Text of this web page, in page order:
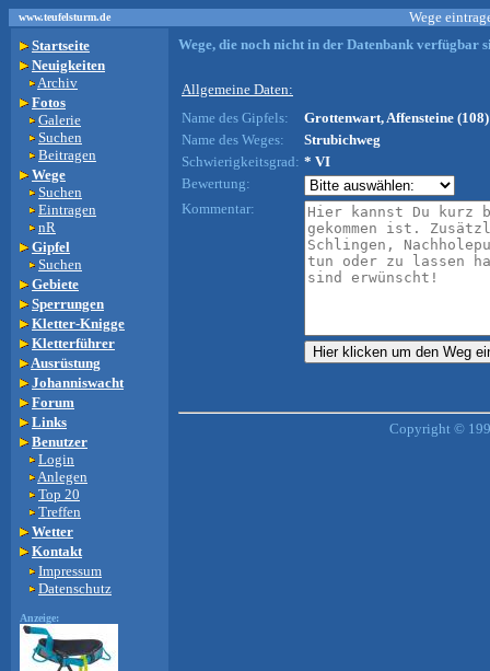
www.teufelsturm.de
Wege
Startseite
Neuigkeiten
Archiv
Fotos
Galerie
Suchen
Beitragen
Wege
Suchen
Eintragen
nR
Gipfel
Suchen
Gebiete
Sperrungen
Kletter-Knigge
Kletterführer
Ausrüstung
Johanniswacht
Forum
Links
Benutzer
Login
Anlegen
Top 20
Treffen
Wetter
Kontakt
Impressum
Datenschutz
Anzeige:
Wege, die noch nicht in der Datenbank verfügbar
Allgemeine Daten:
Name des Gipfels:
Grottenwart, Affensteine (108)
Name des Weges:
Strubichweg
Schwierigkeitsgrad: * VI
Bewertung:
Kommentar:
Copyright ©